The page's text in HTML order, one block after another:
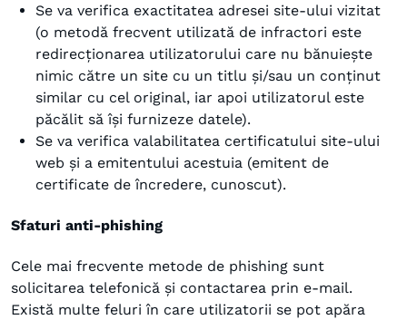
Se va verifica exactitatea adresei site-ului vizitat
(o metodă frecvent utilizată de infractori este
redirecționarea utilizatorului care nu bănuiește
nimic către un site cu un titlu și/sau un conținut
similar cu cel original, iar apoi utilizatorul este
păcălit să își furnizeze datele).
Se va verifica valabilitatea certificatului site-ului
web și a emitentului acestuia (emitent de
certificate de încredere, cunoscut).
Sfaturi anti-phishing
Cele mai frecvente metode de phishing sunt
solicitarea telefonică și contactarea prin e-mail.
Există multe feluri în care utilizatorii se pot apăra